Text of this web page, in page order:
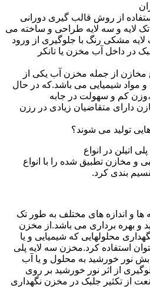
از روش قالب گیری دورانی
لایه و سه لایه طراحی و ساخته می
مشکی رنگ با جلوگیری از ورود
در داخل آب مخزن یا تانکر
مخازن از جمله مخزن آب یکی از
و مواد شیمیایی می باشد.که در حال
کم و سهولت در جابه
دارای متقاضیان زیادی در رزن
تولید می شوند؟
اتیلن در انواع
و مخازن تطبیق شده را با انواع
بندی کرد.
ها و اندازه های مختلف به طور تک
و بهره برداری می باشد.از مخزن
محلولهایی که شیمیایی و یا
استفاده کرد.مخزن سه لایه پلی
نور خورشید به محلول و یا آب
از اثر نور خورشید بر روی
از تکثیر جلبک در مخزن نگهداری